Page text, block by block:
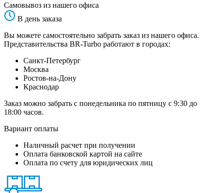
Самовывоз из нашего офиса
В день заказа
Вы можете самостоятельно забрать заказ из нашего офиса.
Представительства BR-Turbo работают в городах:
Санкт-Петербург
Москва
Ростов-на-Дону
Краснодар
Заказ можно забрать с понедельника по пятницу с 9:30 до
18:00 часов.
Вариант оплаты
Наличный расчет при получении
Оплата банковской картой на сайте
Оплата по счету для юридических лиц